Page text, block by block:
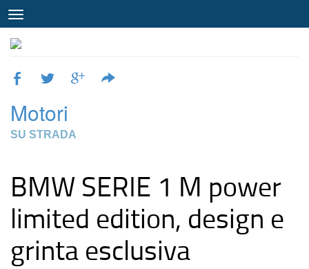
Motori
SU STRADA
BMW SERIE 1 M power
limited edition, design e
grinta esclusiva